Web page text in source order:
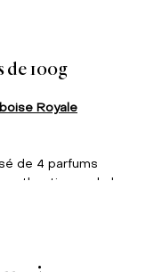
de 100g
Royale
de 4 parfums
authentiques de la
voyage sensoriel